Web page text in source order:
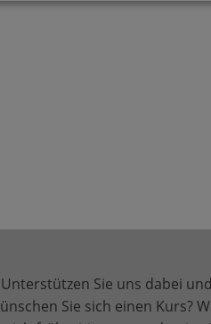
Sie uns dabei
Sie sich einen Kurs?